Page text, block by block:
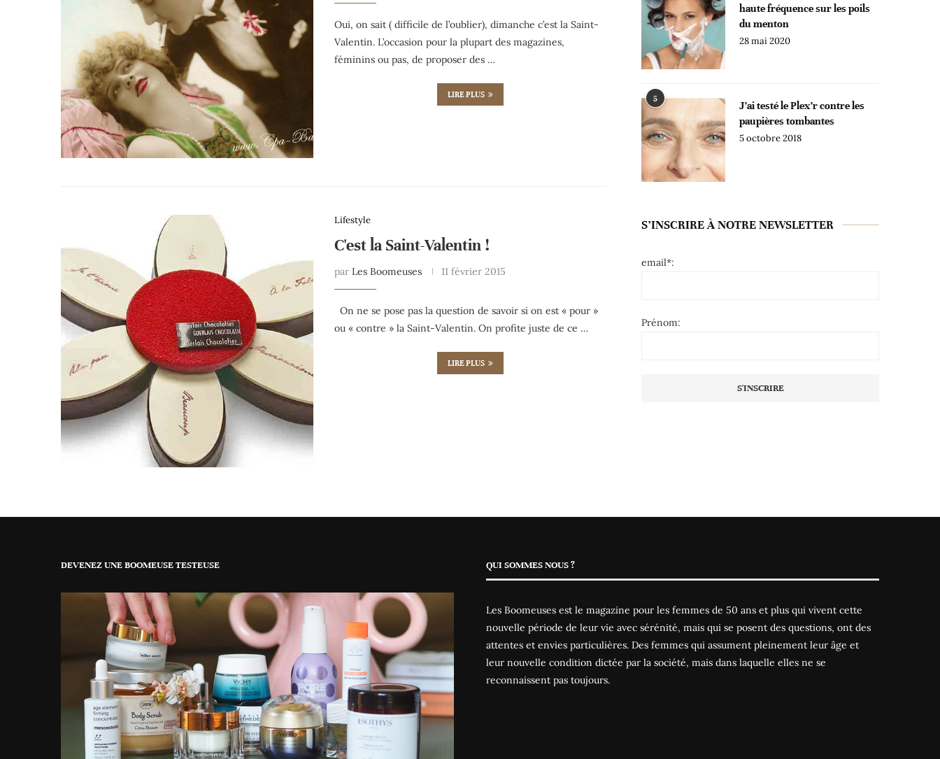
Oui, on sait ( difficile de l’oublier), dimanche c’est la Saint-
Valentin. L’occasion pour la plupart des magazines,
féminins ou pas, de proposer des …
LIRE PLUS
Lifestyle
C'est la Saint-Valentin !
par Les Boomeuses 11 février 2015
On ne se pose pas la question de savoir si on est « pour »
ou « contre » la Saint-Valentin. On profite juste de ce …
LIRE PLUS
haute fréquence sur les poils
du menton
28 mai 2020
5
J’ai testé le Plex’r contre les
paupières tombantes
5 octobre 2018
S’INSCRIRE À NOTRE NEWSLETTER
email*:
Prénom:
DEVENEZ UNE BOOMEUSE TESTEUSE QUI SOMMES NOUS ?
Les Boomeuses est le magazine pour les femmes de 50 ans et plus qui vivent cette
nouvelle période de leur vie avec sérénité, mais qui se posent des questions, ont des
attentes et envies particulières. Des femmes qui assument pleinement leur âge et
leur nouvelle condition dictée par la société, mais dans laquelle elles ne se
reconnaissent pas toujours.